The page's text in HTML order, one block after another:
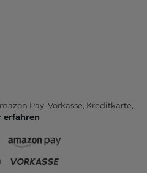
Pay, Vor­kasse, Kredit­karte,
erfahren